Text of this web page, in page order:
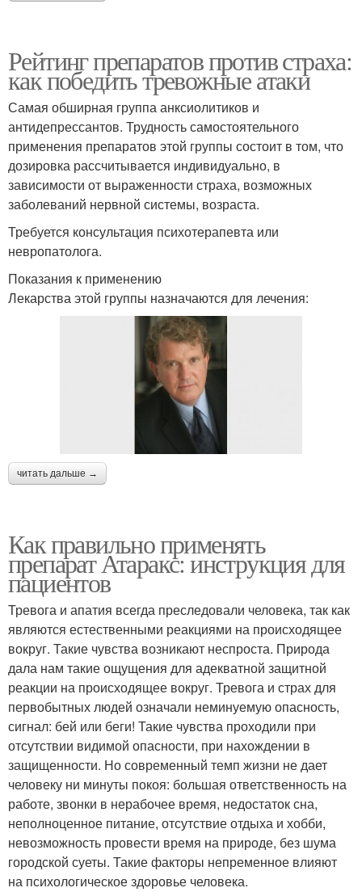
Рейтинг препаратов против страха:
как победить тревожные атаки
Самая обширная группа анксиолитиков и
антидепрессантов. Трудность самостоятельного
применения препаратов этой группы состоит в том, что
дозировка рассчитывается индивидуально, в
зависимости от выраженности страха, возможных
заболеваний нервной системы, возраста.
Требуется консультация психотерапевта или
невропатолога.
Показания к применению
Лекарства этой группы назначаются для лечения:
читать дальше →
Как правильно применять
препарат Атаракс: инструкция для
пациентов
Тревога и апатия всегда преследовали человека, так как
являются естественными реакциями на происходящее
вокруг. Такие чувства возникают неспроста. Природа
дала нам такие ощущения для адекватной защитной
реакции на происходящее вокруг. Тревога и страх для
первобытных людей означали неминуемую опасность,
сигнал: бей или беги! Такие чувства проходили при
отсутствии видимой опасности, при нахождении в
защищенности. Но современный темп жизни не дает
человеку ни минуты покоя: большая ответственность на
работе, звонки в нерабочее время, недостаток сна,
неполноценное питание, отсутствие отдыха и хобби,
невозможность провести время на природе, без шума
городской суеты. Такие факторы непременное влияют
на психологическое здоровье человека.